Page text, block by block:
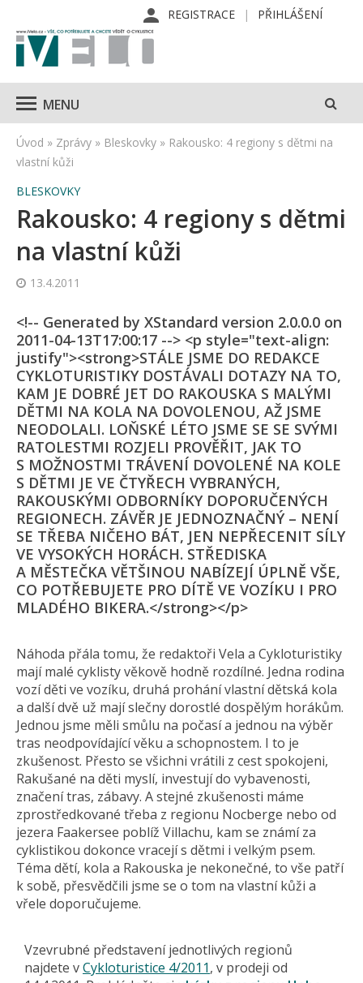
REGISTRACE PŘIHLÁŠENÍ
MENU
Úvod » Zprávy » Bleskovky » Rakousko: 4 regiony s dětmi na
vlastní kůži
BLESKOVKY
Rakousko: 4 regiony s dětmi
na vlastní kůži
13.4.2011
<!-- Generated by XStandard version 2.0.0.0 on
2011-04-13T17:00:17 --> <p style="text-align:
justify"><strong>STÁLE JSME DO REDAKCE
CYKLOTURISTIKY DOSTÁVALI DOTAZY NA TO,
KAM JE DOBRÉ JET DO RAKOUSKA S MALÝMI
DĚTMI NA KOLA NA DOVOLENOU, AŽ JSME
NEODOLALI. LOŇSKÉ LÉTO JSME SE SE SVÝMI
RATOLESTMI ROZJELI PROVĚŘIT, JAK TO
S MOŽNOSTMI TRÁVENÍ DOVOLENÉ NA KOLE
S DĚTMI JE VE ČTYŘECH VYBRANÝCH,
RAKOUSKÝMI ODBORNÍKY DOPORUČENÝCH
REGIONECH. ZÁVĚR JE JEDNOZNAČNÝ – NENÍ
SE TŘEBA NIČEHO BÁT, JEN NEPŘECENIT SÍLY
VE VYSOKÝCH HORÁCH. STŘEDISKA
A MĚSTEČKA VĚTŠINOU NABÍZEJÍ ÚPLNĚ VŠE,
CO POTŘEBUJETE PRO DÍTĚ VE VOZÍKU I PRO
MLADÉHO BIKERA.</strong></p>
Náhoda přála tomu, že redaktoři Vela a Cykloturistiky
mají malé cyklisty věkově hodně rozdílné. Jedna rodina
vozí děti ve vozíku, druhá prohání vlastní dětská kola
a další dvě už mají slečny dorostlé dospělým horákům.
Jednou jsme měli smůlu na počasí a jednou na výběr
tras neodpovídající věku a schopnostem. I to je
zkušenost. Přesto se všichni vrátili z cest spokojeni,
Rakušané na děti myslí, investují do vybavenosti,
značení tras, zábavy. A stejné zkušenosti máme
zprostředkované třeba z regionu Nocberge nebo od
jezera Faakersee poblíž Villachu, kam se známí za
cyklistikou dokonce vracejí s dětmi i velkým psem.
Téma dětí, kola a Rakouska je nekonečné, to vše patří
k sobě, přesvědčili jsme se o tom na vlastní kůži a
vřele doporučujeme.
Vzevrubné představení jednotlivých regionů
najdete vCykloturistice 4/2011, v prodeji od